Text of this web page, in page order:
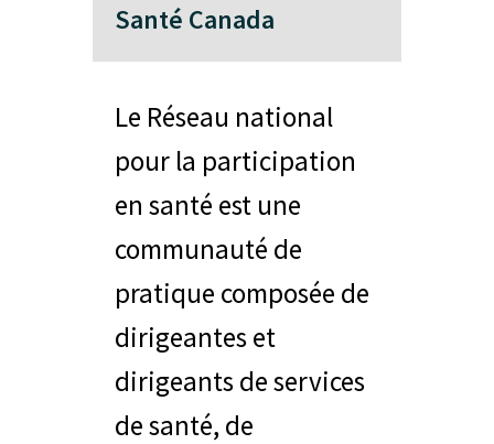
Santé Canada
Le Réseau national
pour la participation
en santé est une
communauté de
pratique composée de
dirigeantes et
dirigeants de services
de santé, de